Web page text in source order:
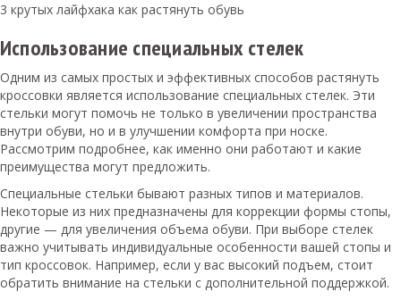
3 крутых лайфхака как растянуть обувь
Использование специальных стелек
Одним из самых простых и эффективных способов растянуть
кроссовки является использование специальных стелек. Эти
стельки могут помочь не только в увеличении пространства
внутри обуви, но и в улучшении комфорта при носке.
Рассмотрим подробнее, как именно они работают и какие
преимущества могут предложить.
Специальные стельки бывают разных типов и материалов.
Некоторые из них предназначены для коррекции формы стопы,
другие — для увеличения объема обуви. При выборе стелек
важно учитывать индивидуальные особенности вашей стопы и
тип кроссовок. Например, если у вас высокий подъем, стоит
обратить внимание на стельки с дополнительной поддержкой.